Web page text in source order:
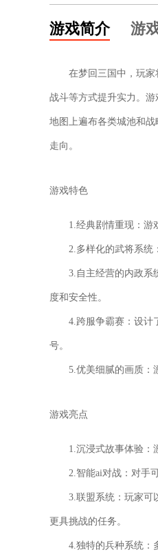
游戏简介 游
在梦回三国中，玩
战斗等方式提升实力。
地图上遍布各类城池和
走向。
游戏特色
1.经典剧情重现：游
2.多样化的武将系统
3.自主经营的内政系
度和安全性。
4.跨服争霸赛：设计
号。
5.优美细腻的画质：
游戏亮点
1.沉浸式故事体验：
2.智能ai对战：对手
3.联盟系统：玩家可
更具挑战的任务。
4.独特的兵种系统：